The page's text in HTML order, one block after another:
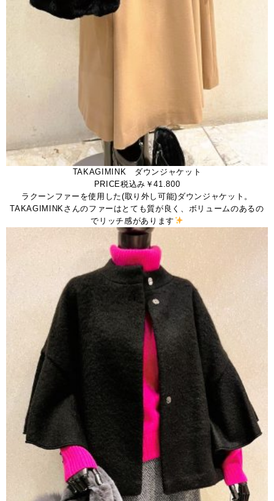
TAKAGIMINK ダウンジャケット
PRICE税込み￥41.800
ラクーンファーを使用した(取り外し可能)ダウンジャケット。
TAKAGIMINKさんのファーはとても質が良く、ボリュームのあるの
でリッチ感があります